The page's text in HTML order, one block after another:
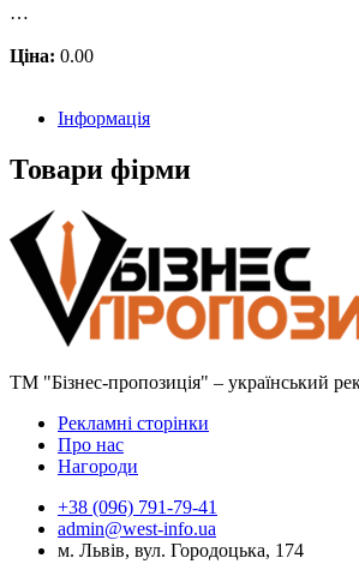
…
Ціна: 0.00
Інформація
Товари фірми
ТМ "Бізнес-пропозиція" – український
Рекламні сторінки
Про нас
Нагороди
+38 (096) 791-79-41
admin@west-info.ua
м. Львів, вул. Городоцька, 174